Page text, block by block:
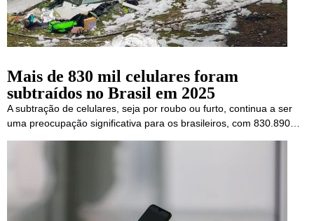
Mais de 830 mil celulares foram
subtraídos no Brasil em 2025
A subtração de celulares, seja por roubo ou furto, continua a ser
uma preocupação significativa para os brasileiros, com 830.890…